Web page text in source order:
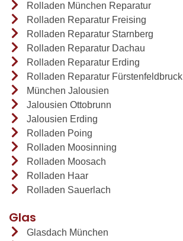
Rolladen München Reparatur
Rolladen Reparatur Freising
Rolladen Reparatur Starnberg
Rolladen Reparatur Dachau
Rolladen Reparatur Erding
Rolladen Reparatur Fürstenfeldbruck
München Jalousien
Jalousien Ottobrunn
Jalousien Erding
Rolladen Poing
Rolladen Moosinning
Rolladen Moosach
Rolladen Haar
Rolladen Sauerlach
Glas
Glasdach München